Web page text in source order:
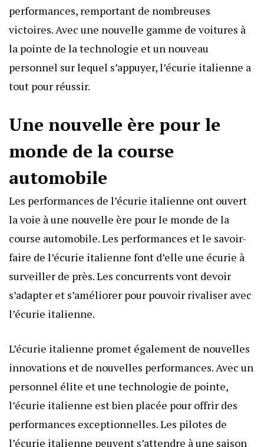
performances, remportant de nombreuses
victoires. Avec une nouvelle gamme de voitures à
la pointe de la technologie et un nouveau
personnel sur lequel s’appuyer, l’écurie italienne a
tout pour réussir.
Une nouvelle ère pour le
monde de la course
automobile
Les performances de l’écurie italienne ont ouvert
la voie à une nouvelle ère pour le monde de la
course automobile. Les performances et le savoir-
faire de l’écurie italienne font d’elle une écurie à
surveiller de près. Les concurrents vont devoir
s’adapter et s’améliorer pour pouvoir rivaliser avec
l’écurie italienne.
L’écurie italienne promet également de nouvelles
innovations et de nouvelles performances. Avec un
personnel élite et une technologie de pointe,
l’écurie italienne est bien placée pour offrir des
performances exceptionnelles. Les pilotes de
l’écurie italienne peuvent s’attendre à une saison